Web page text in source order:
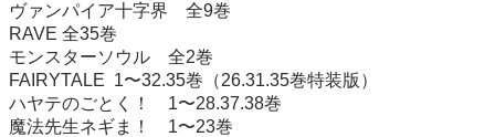
ヴァンパイア十字界　全9巻
RAVE 全35巻
モンスターソウル　全2巻
FAIRYTALE  1〜32.35巻（26.31.35巻特装版）
ハヤテのごとく！　1〜28.37.38巻
魔法先生ネギま！　1〜23巻